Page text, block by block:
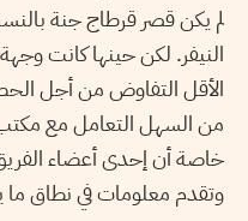
لم يكن قصر قرطاج جنة
النيفر. لكن حينها كانت
الأقل التفاوض من أجل
من السهل التعامل مع مكتب
خاصة أن إحدى أعضاء
وتقدم معلومات في نطاق ما